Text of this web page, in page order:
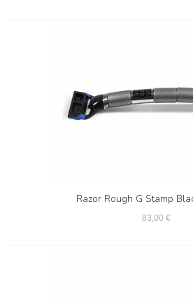
Razor Rough G Stamp
83,00 €